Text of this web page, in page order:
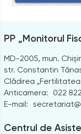
PP „Monitorul
MD-2005, mun.
str. Constantin
Clădirea
Anticamera:
022
E-mail:
Centrul de